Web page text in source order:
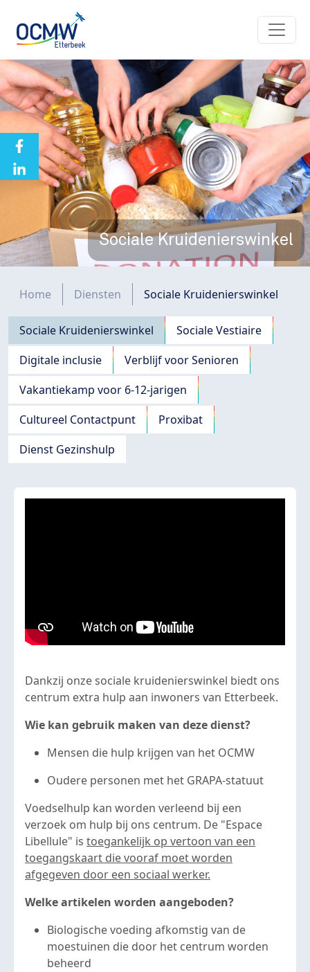
Sociale Kruidenierswinkel
Kruimelpad
Home Diensten Sociale Kruidenierswinkel
Navigation principale
Sociale Kruidenierswinkel
Sociale Vestiaire
Digitale inclusie
Verblijf voor Senioren
Vakantiekamp voor 6-12-jarigen
Cultureel Contactpunt
Proxibat
Dienst Gezinshulp
Dankzij onze sociale kruidenierswinkel biedt ons
centrum extra hulp aan inwoners van Etterbeek.
Wie kan gebruik maken van deze dienst?
Mensen die hulp krijgen van het OCMW
Oudere personen met het GRAPA-statuut
Voedselhulp kan worden verleend bij een
verzoek om hulp bij ons centrum. De "Espace
Libellule" is toegankelijk op vertoon van een
toegangskaart die vooraf moet worden
afgegeven door een sociaal werker.
Welke artikelen worden aangeboden?
Biologische voeding afkomstig van de
moestuinen die door het centrum worden
beheerd